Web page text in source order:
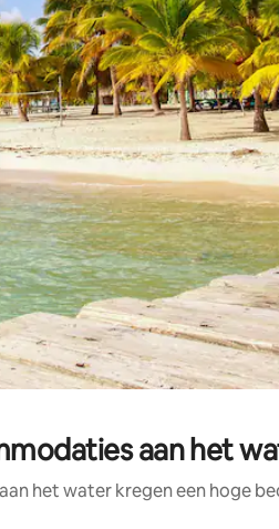
je de pijltjestoetsen omhoog en
aan het
het water kregen een hoge